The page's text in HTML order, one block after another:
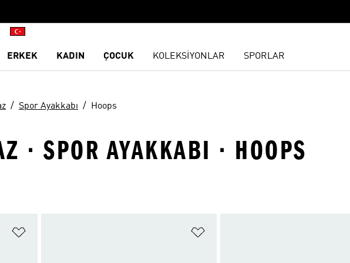
ERKEK KADIN ÇOCUK KOLEKSİYONLAR SPORLAR
Spor Ayakkabı Hoops
· SPOR AYAKKABI · HOOPS